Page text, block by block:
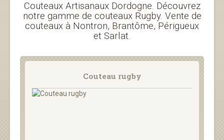
Couteaux Artisanaux Dordogne. Découvrez
notre gamme de couteaux Rugby. Vente de
couteaux à Nontron, Brantôme, Périgueux
et Sarlat.
Couteau rugby